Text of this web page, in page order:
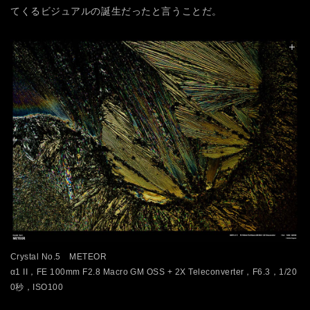
てくるビジュアルの誕生だったと言うことだ。
Crystal No.5 METEOR
α1 II，FE 100mm F2.8 Macro GM OSS + 2X Teleconverter，F6.3，1/20
0秒，ISO100